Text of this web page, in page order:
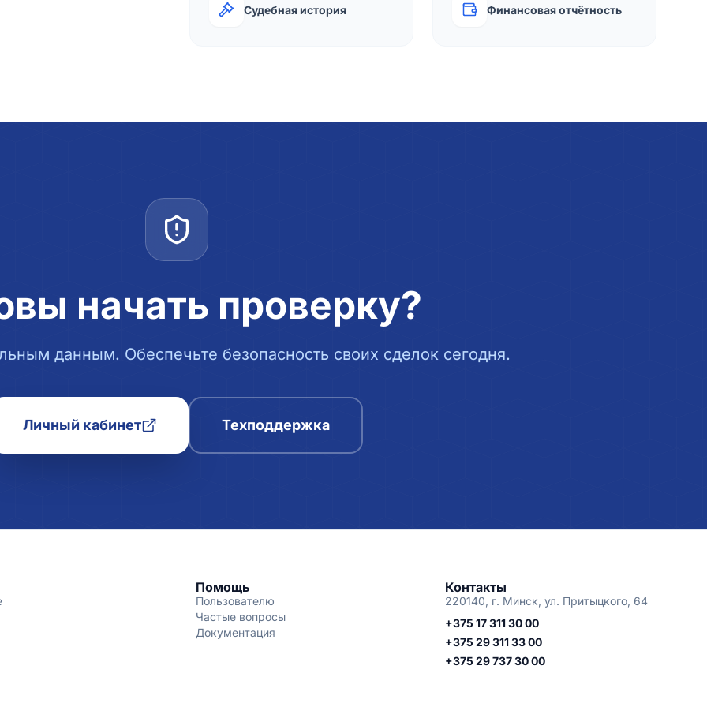
Судебная история Финансовая отчётность
начать проверку?
данным. Обеспечьте безопасность своих сделок сегодня.
Личный кабинет Техподдержка
Помощь
Пользователю
Частые вопросы
Документация
Контакты
220140, г. Минск, ул. Притыцкого, 64
+375 17 311 30 00
+375 29 311 33 00
+375 29 737 30 00